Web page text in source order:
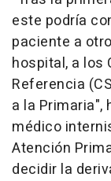
este podría
paciente a
hospital, a los
Referencia
a la Primaria",
médico
Atención
decidir la